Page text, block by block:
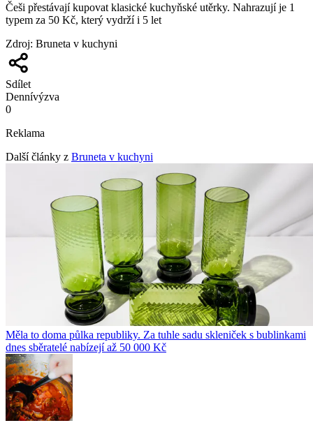
Češi přestávají kupovat klasické kuchyňské utěrky. Nahrazují je 1
typem za 50 Kč, který vydrží i 5 let
Zdroj: Bruneta v kuchyni
Sdílet
Dennívýzva
0
Reklama
Další články z Bruneta v kuchyni
Měla to doma půlka republiky. Za tuhle sadu skleniček s bublinkami
dnes sběratelé nabízejí až 50 000 Kč